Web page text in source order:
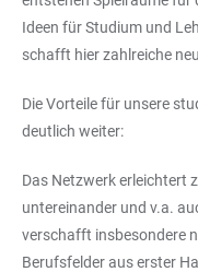
Ideen für Studium und
schafft hier zahlreiche
Die Vorteile für unsere
deutlich weiter:
Das Netzwerk erleichtert
untereinander und v.a.
verschafft insbesondere
Berufsfelder aus erster